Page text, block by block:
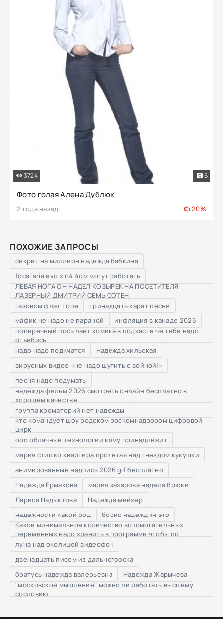
Фото голая Алена Дублюк
2 года назад 20%
3724 6
ПОХОЖИЕ ЗАПРОСЫ
секрет на миллион надежда бабкина
focal aria evo x n4 4ом могут работать
ЛЕВАЯ НОГА ОН НАДЕЛ КОЗЫРЕК НА ПОСЕТИТЕЛЯ
ЛАЗЕРНЫЙ ДМИТРИЙ СЕМЬ СОТЕН
газовом флэт топе
тринадцать карат песни
мафик не надо не параной
инфляция в канаде 2025
поперечный посылает комика в подкасте че тебе надо
отъебись
надо надо подкчатся
Надежда хильская
вирусных видео «не надо шутить с войной!»
песня надо подумать
надежда фильм 2026 смотреть онлайн бесплатно в
хорошем качестве
группа крематорий нет надежды
кто командует шоу родском роскомнадзором цифровой
цирк
ооо облачные технологии кому принадлежит
мария стишко квартира пролетая над гнездом кукушки
анимированные надпись 2026 gif бесплатно
Надежда Ермакова
мария захарова надела брюки
Лариса Надыктова
Надежда мейхер
надежности какой род
борис надеждин это
Какое минимальное количество вспомогательных
переменных надо хранить в программе чтобы по
луна над околицей видеофон
двенадцать писем из дальногорска
братусь надежда валерьевна
Надежда Жарычева
"московское мышление" можно ли работать высшему
сословию